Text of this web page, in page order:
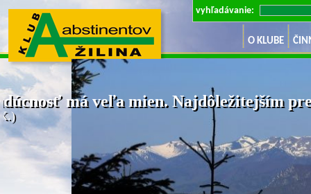
vyhľadávanie:
má veľa mien. Najdôležitejším
O KLUBE